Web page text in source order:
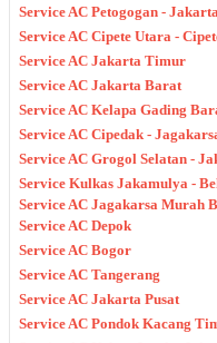
Service AC Petogogan -
Service AC Cipete Utara -
Service AC Jakarta Timur
Service AC Jakarta Barat
Service AC Kelapa Gading
Service AC Cipedak -
Service AC Grogol Selatan -
Service Kulkas Jakamulya -
Service AC Jagakarsa Murah
Service AC Depok
Service AC Bogor
Service AC Tangerang
Service AC Jakarta Pusat
Service AC Pondok Kacang